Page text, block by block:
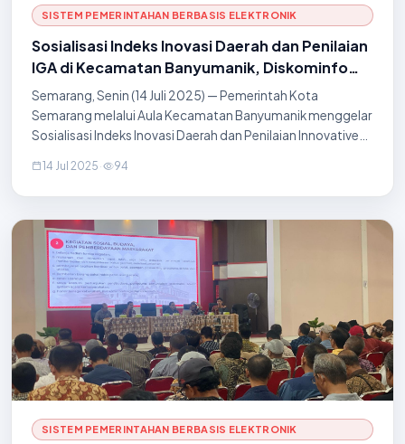
SISTEM PEMERINTAHAN BERBASIS ELEKTRONIK
Sosialisasi Indeks Inovasi Daerah dan Penilaian
IGA di Kecamatan Banyumanik, Diskominfo
Kota Semarang Jadi Narasumber
Semarang, Senin (14 Juli 2025) — Pemerintah Kota
Semarang melalui Aula Kecamatan Banyumanik menggelar
Sosialisasi Indeks Inovasi Daerah dan Penilaian Innovative
kecamatan, dan perwakilan perangkat
14 Jul 2025 · 94
SISTEM PEMERINTAHAN BERBASIS ELEKTRONIK